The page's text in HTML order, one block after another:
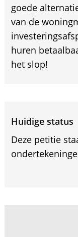
goede
van de
huren
het slop!
Huidige status
Deze petitie